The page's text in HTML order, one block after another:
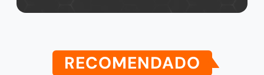
RECOMENDADO